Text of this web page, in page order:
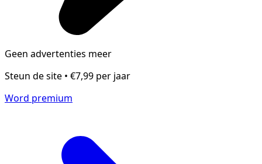
Geen advertenties meer
Steun de site • €7,99 per jaar
Word premium